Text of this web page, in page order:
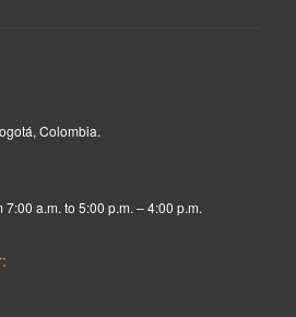
Colombia.
a.m. to 5:00 p.m. – 4:00 p.m.